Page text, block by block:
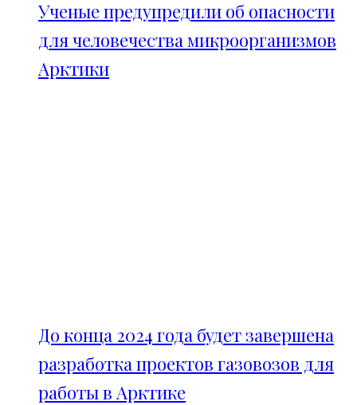
Ученые предупредили об опасности
для человечества микроорганизмов
Арктики
До конца 2024 года будет завершена
разработка проектов газовозов для
работы в Арктике